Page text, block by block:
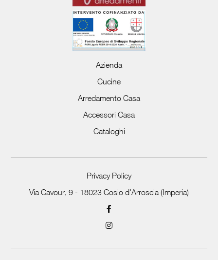
Azienda
Cucine
Arredamento Casa
Accessori Casa
Cataloghi
Privacy Policy
Via Cavour, 9 - 18023 Cosio d'Arroscia (Imperia)